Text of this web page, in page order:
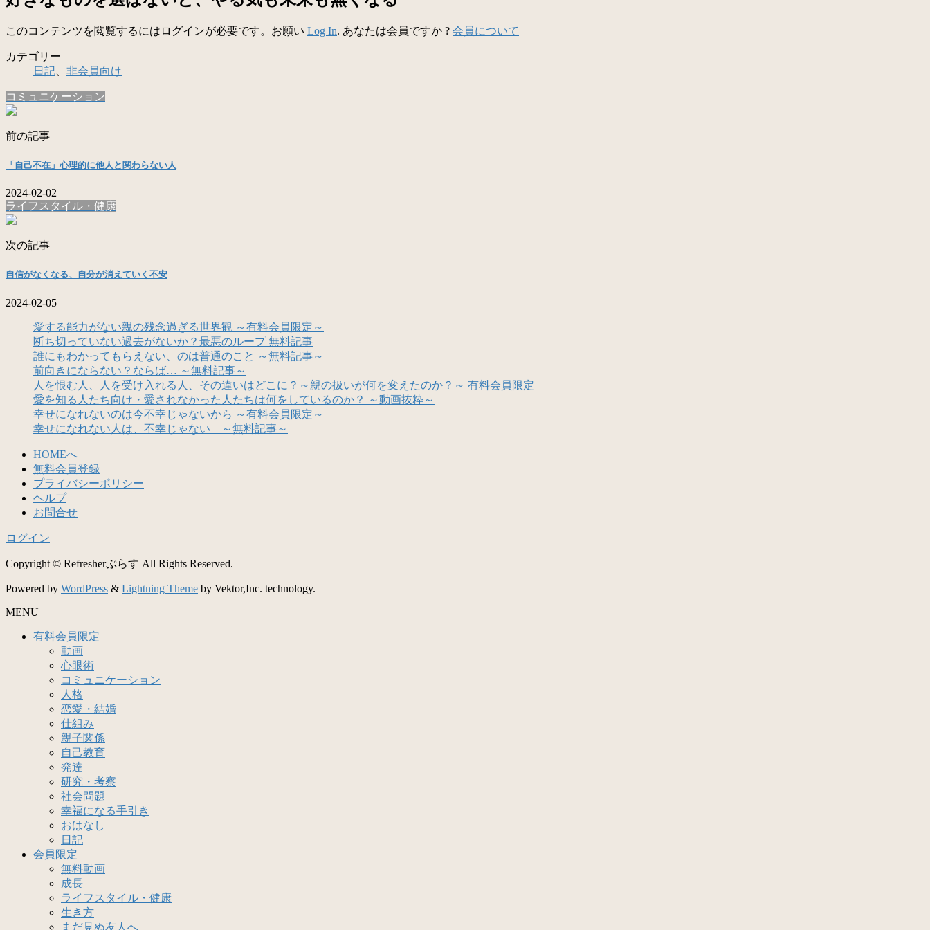
このコンテンツを閲覧するにはログインが必要です。お願い Log In. あなたは会員ですか ? 会員について
カテゴリー
日記
非会員向け
コミュニケーション
前の記事
「自己不在」心理的に他人と関わらない人
2024-02-02
ライフスタイル・健康
次の記事
自信がなくなる、自分が消えていく不安
2024-02-05
愛する能力がない親の残念過ぎる世界観 ～有料会員限定～
断ち切っていない過去がないか？最悪のループ 無料記事
誰にもわかってもらえない、のは普通のこと ～無料記事～
前向きにならない？ならば… ～無料記事～
人を恨む人、人を受け入れる人、その違いはどこに？～親の扱いが何を変えたのか？～ 有料会員限定
愛を知る人たち向け・愛されなかった人たちは何をしているのか？ ～動画抜粋～
幸せになれないのは今不幸じゃないから ～有料会員限定～
幸せになれない人は、不幸じゃない ～無料記事～
HOMEへ
無料会員登録
プライバシーポリシー
ヘルプ
お問合せ
ログイン
Copyright © Refresherぷらす All Rights Reserved.
Powered by WordPress & Lightning Theme by Vektor,Inc. technology.
MENU
有料会員限定
動画
心眼術
コミュニケーション
人格
恋愛・結婚
仕組み
親子関係
自己教育
発達
研究・考察
社会問題
幸福になる手引き
おはなし
日記
会員限定
無料動画
成長
ライフスタイル・健康
生き方
まだ見ぬ友人へ